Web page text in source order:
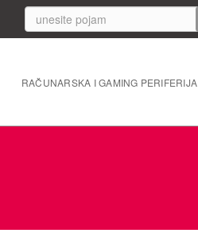
RAČUNARSKA I GAMING PERIFERIJA